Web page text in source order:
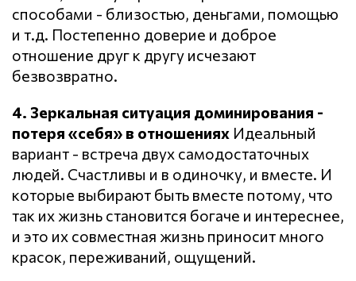
способами - близостью, деньгами, помощью
и т.д. Постепенно доверие и доброе
отношение друг к другу исчезают
безвозвратно.
4. Зеркальная ситуация доминирования -
потеря «себя» в отношениях Идеальный
вариант - встреча двух самодостаточных
людей. Счастливы и в одиночку, и вместе. И
которые выбирают быть вместе потому, что
так их жизнь становится богаче и интереснее,
и это их совместная жизнь приносит много
красок, переживаний, ощущений.